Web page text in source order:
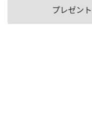
プレゼン